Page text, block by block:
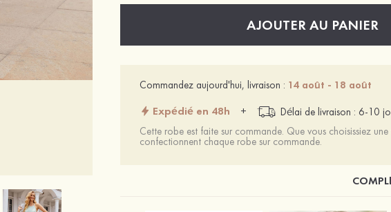
AJOUTER AU PANIER
Commandez aujourd'hui, livraison : 14 août - 18 août
Expédié en 48h + Délai de livraison : 6-10
Cette robe est faite sur commande. Que vous choisissiez
confectionnent chaque robe sur commande.